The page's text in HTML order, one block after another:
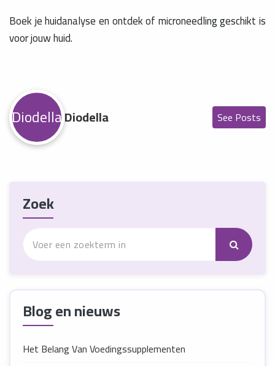
Boek je huidanalyse en ontdek of microneedling geschikt is
voor jouw huid.
DiodellaDiodella See Posts
Zoek
Blog en nieuws
Het Belang Van Voedingssupplementen